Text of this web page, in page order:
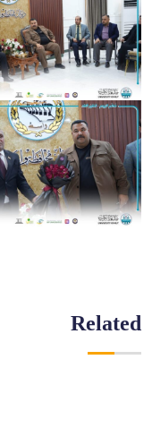
Related